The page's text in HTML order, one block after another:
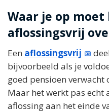
Waar je op
aflossingsvrij
Een aflossingsvrij
bijvoorbeeld als je
goed pensioen
Maar het werkt pas echt
aflossing aan het einde